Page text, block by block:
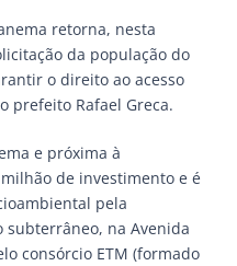
retorna, nesta
da população do
o direito ao acesso
prefeito Rafael Greca.
e próxima à
de investimento e é
pela
subterrâneo, na Avenida
consórcio ETM (formado